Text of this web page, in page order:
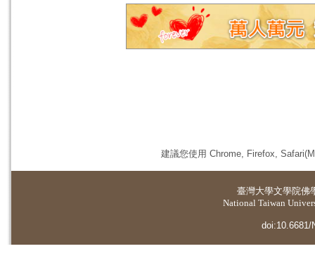
建議您使用 Chrome, Firefox,
臺灣大學文學院佛
National Taiwan
doi:10.6681/